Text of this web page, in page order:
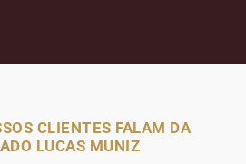
CLIENTES FALAM DA
LUCAS MUNIZ